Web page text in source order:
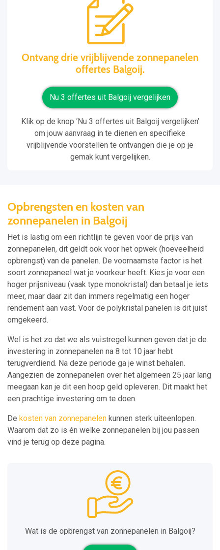
Ontvang drie vrijblijvende zonnepanelen
offertes Balgoij.
Nu 3 offertes uit Balgoij vergelijken
Klik op de knop ‘Nu 3 offertes uit Balgoij vergelijken’
om jouw aanvraag in te dienen en specifieke
vrijblijvende voorstellen te ontvangen die je op je
gemak kunt vergelijken.
Opbrengsten en kosten van
zonnepanelen in Balgoij
Het is lastig om een richtlijn te geven voor de prijs van
zonnepanelen, dit geldt ook voor het opwek (hoeveelheid
opbrengst) van de panelen. De voornaamste factor is het
soort zonnepaneel wat je voorkeur heeft. Kies je voor een
hoger prijsniveau (vaak type monokristal) dan betaal je iets
meer, maar daar zit dan immers regelmatig een hoger
rendement aan vast. Voor de polykristal panelen is dit juist
omgekeerd.
Wel is het zo dat we als vuistregel kunnen geven dat je de
investering in zonnepanelen na 8 tot 10 jaar hebt
terugverdiend. Na deze periode ga je winst behalen.
Aangezien de zonnepanelen over het algemeen 25 jaar lang
meegaan kan je dit een hoop geld opleveren. Dit maakt het
een prachtige investering om te doen.
De kosten van zonnepanelen kunnen sterk uiteenlopen.
Waarom dat zo is én welke zonnepanelen bij jou passen
vind je terug op deze pagina.
Wat is de opbrengst van zonnepanelen in Balgoij?